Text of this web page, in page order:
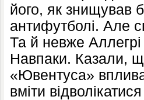
його, як знищував
антифутболі. Але
Та й невже
Навпаки. Казали,
«Ювентуса»
вміти